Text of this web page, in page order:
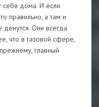
себя дома. И если
правильно, а там и
денутся. Они всегда
что в газовой сфере,
главный